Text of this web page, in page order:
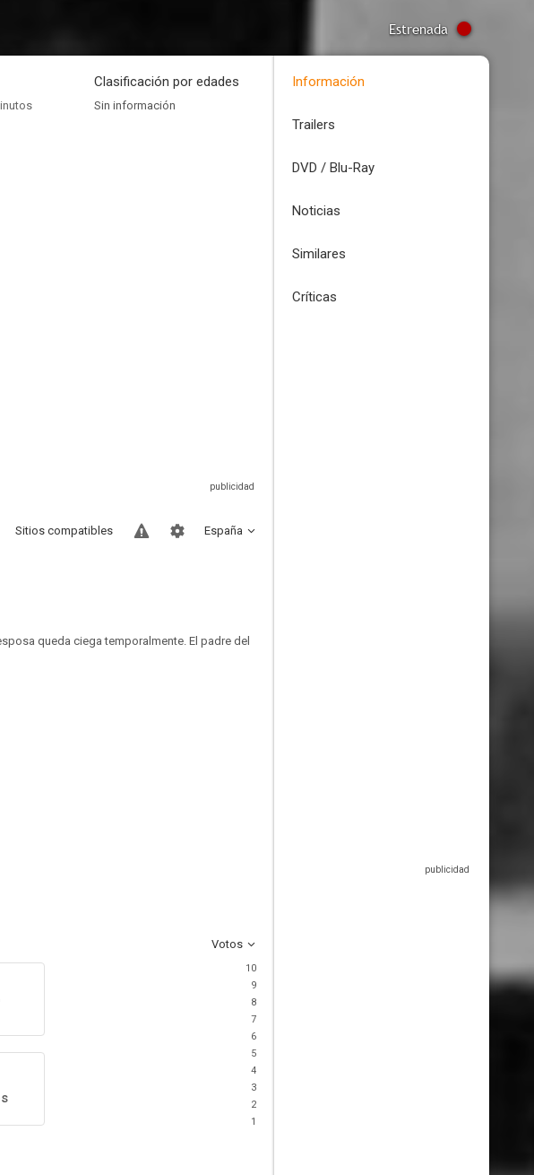
Estrenada
Clasificación por edades
Sin información
España
Sitios compatibles
queda ciega temporalmente. El padre del
Votos
10
9
8
7
6
5
4
3
2
1
Información
Trailers
DVD / Blu-Ray
Noticias
Similares
Críticas